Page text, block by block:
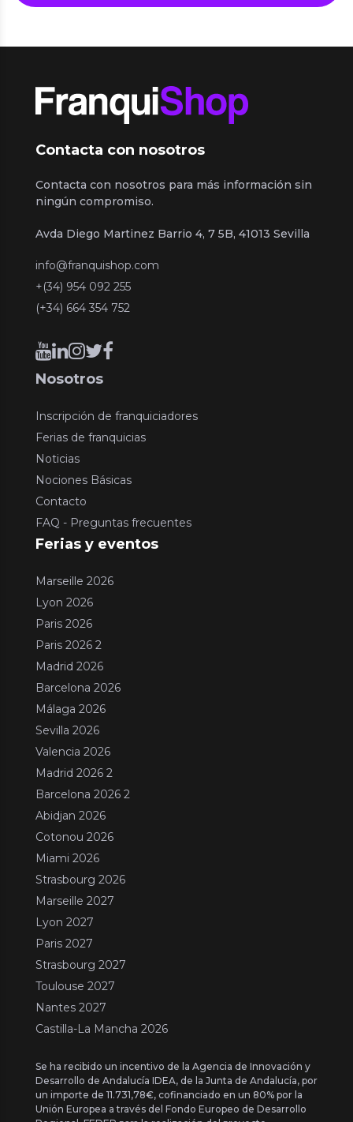
Contacta con nosotros
Contacta con nosotros para más información sin
ningún compromiso.
Avda Diego Martinez Barrio 4, 7 5B, 41013 Sevilla
info@franquishop.com
+(34) 954 092 255
(+34) 664 354 752
Nosotros
Inscripción de franquiciadores
Ferias de franquicias
Noticias
Nociones Básicas
Contacto
FAQ - Preguntas frecuentes
Ferias y eventos
Marseille 2026
Lyon 2026
Paris 2026
Paris 2026 2
Madrid 2026
Barcelona 2026
Málaga 2026
Sevilla 2026
Valencia 2026
Madrid 2026 2
Barcelona 2026 2
Abidjan 2026
Cotonou 2026
Miami 2026
Strasbourg 2026
Marseille 2027
Lyon 2027
Paris 2027
Strasbourg 2027
Toulouse 2027
Nantes 2027
Castilla-La Mancha 2026
Se ha recibido un incentivo de la Agencia de Innovación y
Desarrollo de Andalucía IDEA, de la Junta de Andalucía, por
un importe de 11.731,78€, cofinanciado en un 80% por la
Unión Europea a través del Fondo Europeo de Desarrollo